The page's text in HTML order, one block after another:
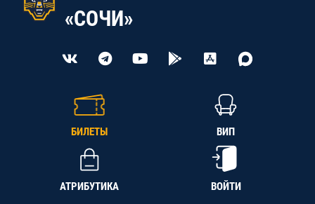
«СОЧИ»
БИЛЕТЫ ВИП
АТРИБУТИКА ВОЙТИ